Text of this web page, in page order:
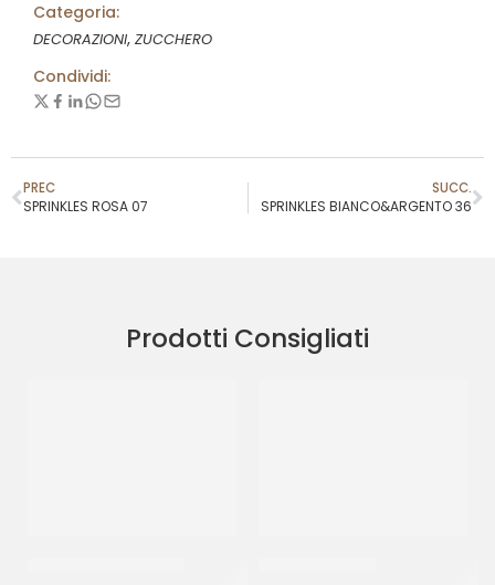
Categoria:
DECORAZIONI, ZUCCHERO
Condividi:
PREC
SPRINKLES ROSA 07
SUCC.
SPRINKLES BIANCO&ARGENTO 36
Prodotti Consigliati